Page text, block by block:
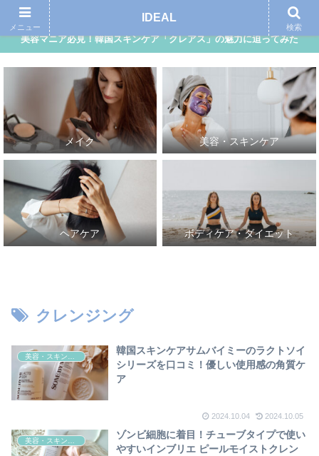
アイディール｜自分らしさ、理想的な自分を追求する女性向けメディア
美容マニア必見！韓国スキンケア「クレアス」の魅力に迫ってみた
メイク 美容・スキンケア
ヘアケア ボディケア・ダイエット
クレンジング
韓国スキンケアサムバイミーのラクトソイ
シリーズを口コミ！優しい使用感の角質ケ
ア
2024.10.04 2024.10.05
ゾンビ細胞に着目！チューブタイプで使い
やすいインブリエ ピールモイストクレン
メニュー
IDEAL
検索